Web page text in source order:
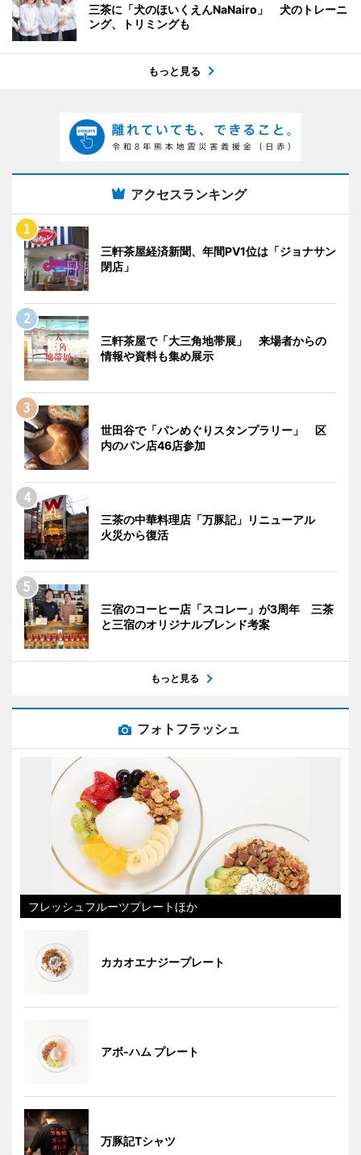
三茶に「犬のほいくえんNaNairo」 犬のトレーニ
ング、トリミングも
もっと見る
アクセスランキング
三軒茶屋経済新聞、年間PV1位は「ジョナサン
閉店」
三軒茶屋で「大三角地帯展」 来場者からの
情報や資料も集め展示
世田谷で「パンめぐりスタンプラリー」 区
内のパン店46店参加
三茶の中華料理店「万豚記」リニューアル
火災から復活
三宿のコーヒー店「スコレー」が3周年 三茶
と三宿のオリジナルブレンド考案
もっと見る
フォトフラッシュ
フレッシュフルーツプレートほか
カカオエナジープレート
アボ-ハム プレート
万豚記Tシャツ